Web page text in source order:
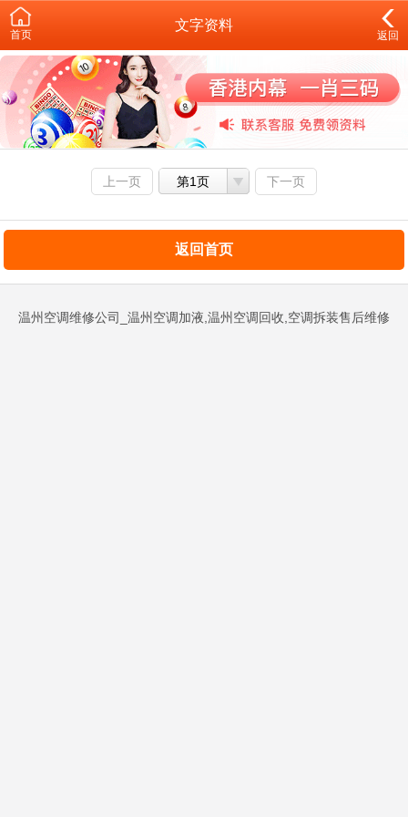
首页
文字资料
返回
上一页 第1页 下一页
返回首页
温州空调维修公司_温州空调加液,温州空调回收,空调拆装售后维修